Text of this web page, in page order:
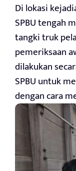
Di lokasi
SPBU tengah
tangki truk
pemeriksaan
dilakukan
SPBU untuk
dengan cara